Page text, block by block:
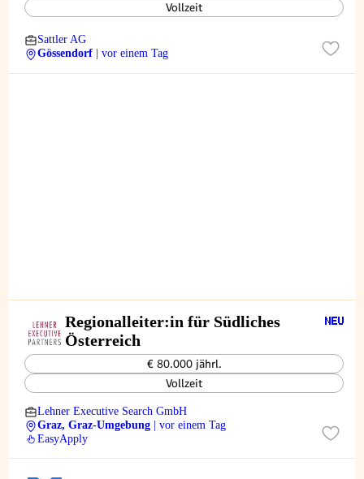
Vollzeit
Sattler AG
Gössendorf
| vor einem Tag
Regionalleiter:in für Südliches
Österreich
€ 80.000 jährl.
Vollzeit
Lehner Executive Search GmbH
Graz, Graz-Umgebung
| vor einem Tag
EasyApply